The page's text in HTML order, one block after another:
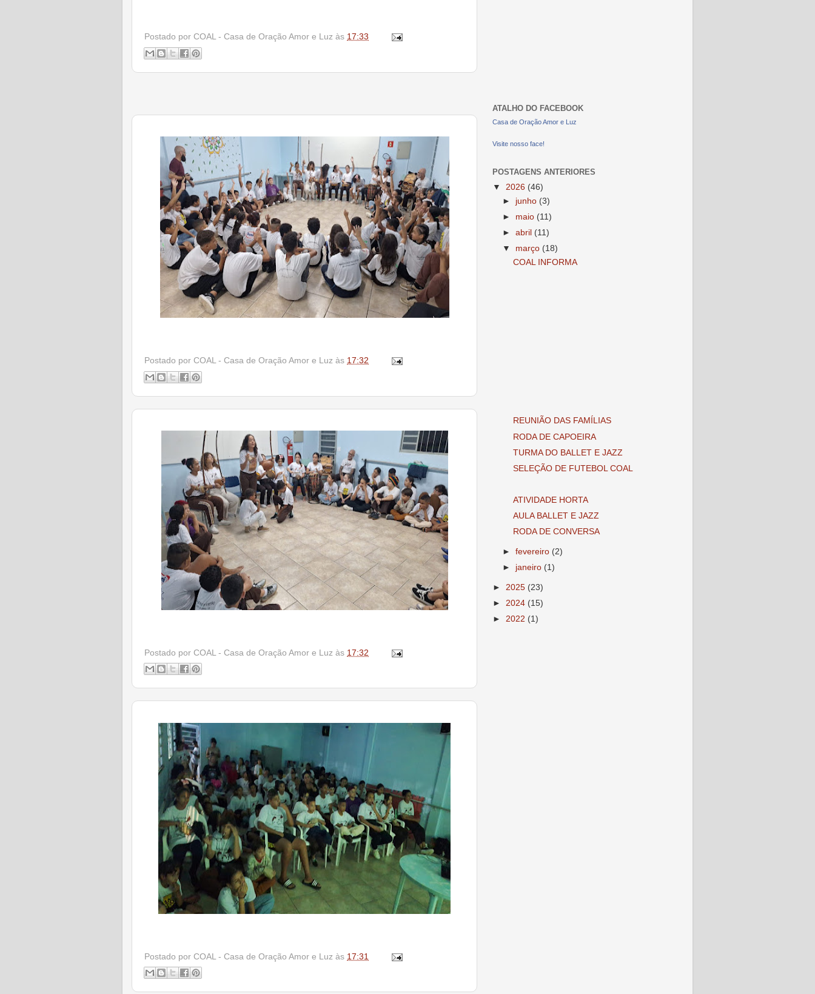
Postado por COAL - Casa de Oração Amor e Luz às 17:33
Postado por COAL - Casa de Oração Amor e Luz às 17:32
Postado por COAL - Casa de Oração Amor e Luz às 17:32
Postado por COAL - Casa de Oração Amor e Luz às 17:31
ATALHO DO FACEBOOK
Casa de Oração Amor e Luz
Visite nosso face!
POSTAGENS ANTERIORES
▼ 2026 (46)
► junho (3)
► maio (11)
►abril (11)
▼ março (18)
COAL INFORMA
REUNIÃO DAS FAMÍLIAS
RODA DE CAPOEIRA
TURMA DO BALLET E JAZZ
SELEÇÃO DE FUTEBOL COAL
ATIVIDADE HORTA
AULA BALLET E JAZZ
RODA DE CONVERSA
►fevereiro (2)
► janeiro (1)
► 2025 (23)
► 2024 (15)
► 2022 (1)